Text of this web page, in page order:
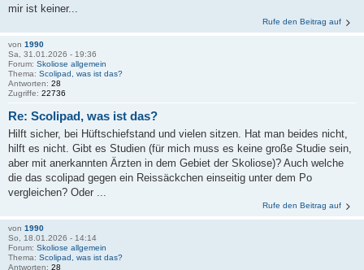
mir ist keiner...
Rufe den Beitrag auf
von 1990
Sa, 31.01.2026 - 19:36
Forum: Skoliose allgemein
Thema: Scolipad, was ist das?
Antworten: 28
Zugriffe: 22736
Re: Scolipad, was ist das?
Hilft sicher, bei Hüftschiefstand und vielen sitzen. Hat man beides nicht,
hilft es nicht. Gibt es Studien (für mich muss es keine große Studie sein,
aber mit anerkannten Ärzten in dem Gebiet der Skoliose)? Auch welche
die das scolipad gegen ein Reissäckchen einseitig unter dem Po
vergleichen? Oder ...
Rufe den Beitrag auf
von 1990
So, 18.01.2026 - 14:14
Forum: Skoliose allgemein
Thema: Scolipad, was ist das?
Antworten: 28